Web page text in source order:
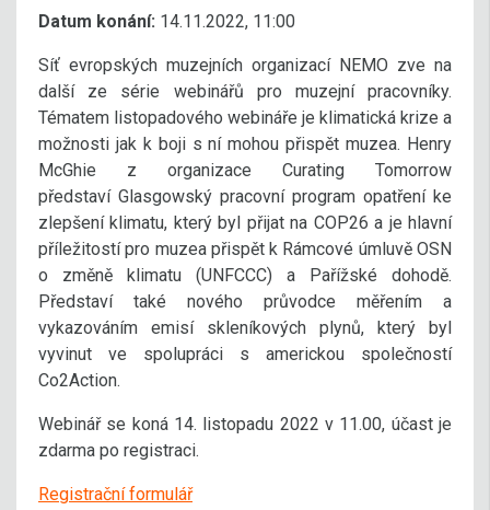
Datum konání: 14.11.2022, 11:00
Síť evropských muzejních organizací NEMO zve na
další ze série webinářů pro muzejní pracovníky.
Tématem listopadového webináře je klimatická krize a
možnosti jak k boji s ní mohou přispět muzea. Henry
McGhie z organizace Curating Tomorrow
představí Glasgowský pracovní program opatření ke
zlepšení klimatu, který byl přijat na COP26 a je hlavní
příležitostí pro muzea přispět k Rámcové úmluvě OSN
o změně klimatu (UNFCCC) a Pařížské dohodě.
Představí také nového průvodce měřením a
vykazováním emisí skleníkových plynů, který byl
vyvinut ve spolupráci s americkou společností
Co2Action.
Webinář se koná 14. listopadu 2022 v 11.00, účast je
zdarma po registraci.
Registrační formulář